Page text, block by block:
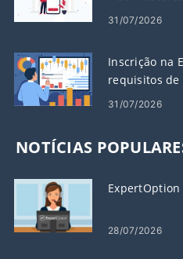
eletrônicos e
31/07/2026
Inscrição na
requisitos de
31/07/2026
NOTÍCIAS
28/07/2026